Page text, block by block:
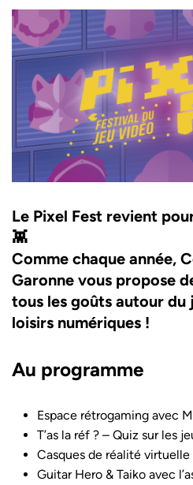
Le Pixel Fest revient
👾
Comme chaque année,
Garonne vous propose
tous les goûts autour du
loisirs numériques !
Au programme
Espace rétrogaming avec
T’as la réf ? – Quiz sur les
Casques de réalité virtuelle
Guitar Hero & Taiko avec